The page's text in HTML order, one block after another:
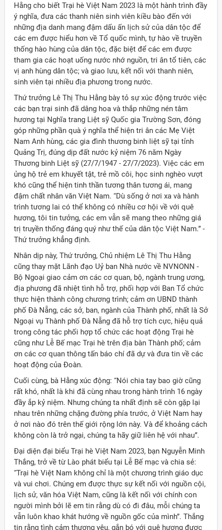
Hằng cho biết Trại hè Việt Nam 2023 là một hành trình đầy
ý nghĩa, đưa các thanh niên sinh viên kiều bào đến với
những địa danh mang đậm dấu ấn lịch sử của dân tộc để
các em được hiểu hơn về Tổ quốc mình, tự hào về truyền
thống hào hùng của dân tộc, đặc biệt để các em được
tham gia các hoạt uống nước nhớ nguồn, tri ân tổ tiên, các
vị anh hùng dân tộc; và giao lưu, kết nối với thanh niên,
sinh viên tại nhiều địa phương trong nước.
Thứ trưởng Lê Thị Thu Hằng bày tỏ sự xúc động trước việc
các bạn trại sinh đã dâng hoa và thắp những nén tâm
hương tại Nghĩa trang Liệt sỹ Quốc gia Trường Sơn, đóng
góp những phần quà ý nghĩa thể hiện tri ân các Mẹ Việt
Nam Anh hùng, các gia đình thương binh liệt sỹ tại tỉnh
Quảng Trị, đúng dịp đất nước kỷ niệm 76 năm Ngày
Thương binh Liệt sỹ (27/7/1947 - 27/7/2023). Việc các em
ủng hộ trẻ em khuyết tật, trẻ mồ côi, học sinh nghèo vượt
khó cũng thể hiện tinh thần tương thân tương ái, mang
đậm chất nhân văn Việt Nam. “Dù sống ở nơi xa và hành
trình tương lai có thể không có nhiều cơ hội về với quê
hương, tôi tin tưởng, các em vẫn sẽ mang theo những giá
trị truyền thống đáng quý như thế của dân tộc Việt Nam.” -
Thứ trưởng khẳng định.
Nhân dịp này, Thứ trưởng, Chủ nhiệm Lê Thị Thu Hằng
cũng thay mặt Lãnh đạo Uỷ ban Nhà nước về NVNONN -
Bộ Ngoại giao cảm ơn các cơ quan, bộ, ngành trung ương,
địa phương đã nhiệt tình hỗ trợ, phối hợp với Ban Tổ chức
thực hiện thành công chương trình; cảm ơn UBND thành
phố Đà Nẵng, các sở, ban, ngành của Thành phố, nhất là Sở
Ngoại vụ Thành phố Đà Nẵng đã hỗ trợ tích cực, hiệu quả
trong công tác phối hợp tổ chức các hoạt động Trại hè
cũng như Lễ Bế mạc Trại hè trên địa bàn Thành phố; cảm
ơn các cơ quan thông tấn báo chí đã dự và đưa tin về các
hoạt động của Đoàn.
Cuối cùng, bà Hằng xúc động: “Nói chia tay bao giờ cũng
rất khó, nhất là khi đã cùng nhau trong hành trình 16 ngày
đầy ắp kỷ niệm. Nhưng chúng ta nhất định sẽ còn gặp lại
nhau trên những chặng đường phía trước, ở Việt Nam hay
ở nơi nào đó trên thế giới rộng lớn này. Và để khoảng cách
không còn là trở ngại, chúng ta hãy giữ liên hệ với nhau”.
Đại diện đại biểu Trại hè Việt Nam 2023, bạn Nguyễn Minh
Thắng, trở về từ Lào phát biểu tại Lễ Bế mạc và chia sẻ:
“Trại hè Việt Nam không chỉ là một chương trình giáo dục
và vui chơi. Chúng em được thực sự kết nối với nguồn cội,
lịch sử, văn hóa Việt Nam, cũng là kết nối với chính con
người mình bởi lẽ em tin rằng dù có đi đâu, mỗi chúng ta
vẫn luôn khao khát hướng về nguồn gốc của mình”. Thắng
tin rằng tình cảm thương yêu, gắn bó với quê hương được